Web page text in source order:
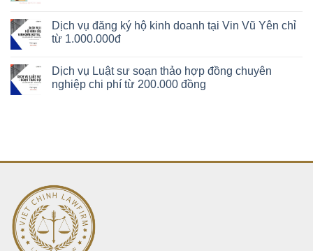
Dịch vụ đăng ký hộ kinh doanh tại Vin Vũ Yên chỉ
từ 1.000.000đ
Dịch vụ Luật sư soạn thảo hợp đồng chuyên
nghiệp chi phí từ 200.000 đồng